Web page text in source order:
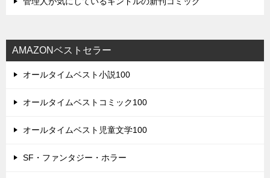
AMAZONベストセラー
オールタイムベスト小説100
オールタイムベストコミック100
オールタイムベスト児童文学100
SF・ファンタジー・ホラー